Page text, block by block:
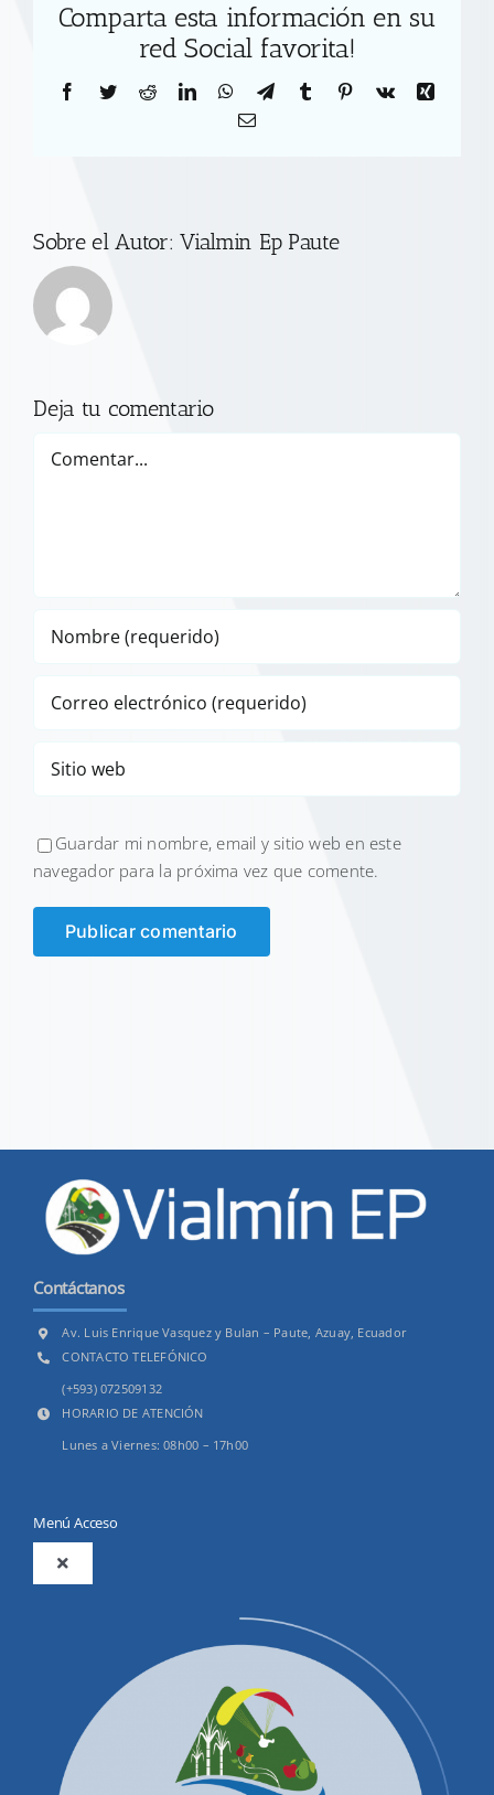
Comparta esta información en su
red Social favorita!
Facebook
TwitterRedditLinkedInWhatsApp
TelegramTumblr Pinterest
Vk
Xing
Correo
Sobre el Autor:Vialmin Ep Paute
Deja tu comentario
Guardar mi nombre, email y sitio web en este
navegador para la próxima vez que comente.
Contáctanos
Av. Luis Enrique Vasquez y Bulan – Paute, Azuay, Ecuador
CONTACTO TELEFÓNICO
(+593) 072509132
HORARIO DE ATENCIÓN
Lunes a Viernes: 08h00 – 17h00
Menú Acceso
Toggle
Productos y Servicios
Convocatorias Precalificación